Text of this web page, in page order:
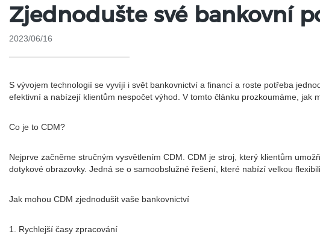
Zjednodušte své bankovní
2023/06/16
S vývojem technologií se vyvíjí i svět bankovnictví a financí a roste potřeba
efektivní a nabízejí klientům nespočet výhod. V tomto článku prozkoumáme, jak
Co je to CDM?
Nejprve začněme stručným vysvětlením CDM. CDM je stroj, který klientům
dotykové obrazovky. Jedná se o samoobslužné řešení, které nabízí velkou
Jak mohou CDM zjednodušit vaše bankovnictví
1. Rychlejší časy zpracování